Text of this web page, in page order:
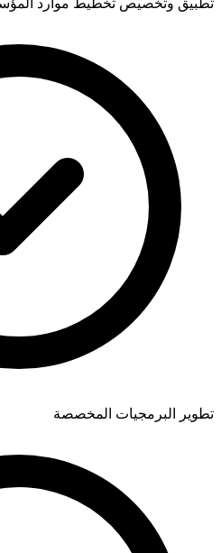
تطبيق وتخصيص تخطيط موارد
تطوير البرمجيات المخصصة